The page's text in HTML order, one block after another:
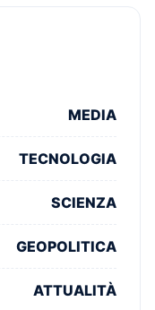
MEDIA
TECNOLOGIA
SCIENZA
GEOPOLITICA
ATTUALITÀ